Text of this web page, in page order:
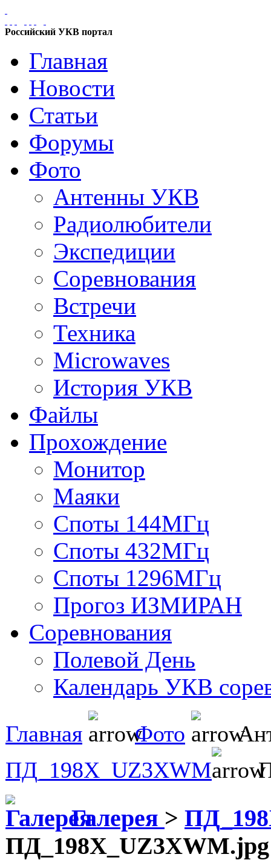
Российский УКВ портал
Главная
Новости
Статьи
Форумы
Фото
Антенны УКВ
Радиолюбители
Экспедиции
Соревнования
Встречи
Техника
Microwaves
История УКВ
Файлы
Прохождение
Монитор
Маяки
Споты 144МГц
Споты 432МГц
Споты 1296МГц
Прогоз ИЗМИРАН
Соревнования
Полевой День
Календарь УКВ
Главная Фото
ПД_198Х_UZ3XWM
Галерея >